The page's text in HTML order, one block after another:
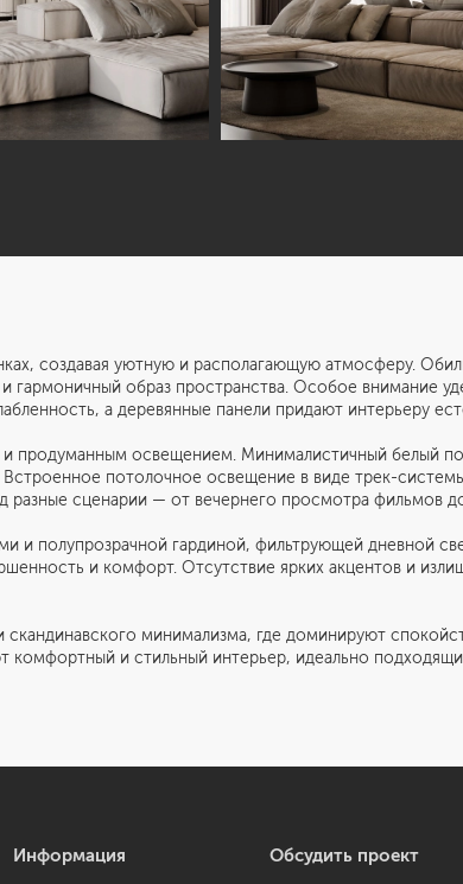
создавая уютную и располагающую атмосферу.
образ пространства. Особое внимание
а деревянные панели придают интерьеру
продуманным освещением. Минималистичный белый
Встроенное потолочное освещение в виде трек-
разные сценарии — от вечернего просмотра фильмов
и полупрозрачной гардиной, фильтрующей дневной
и комфорт. Отсутствие ярких акцентов и
минимализма, где доминируют
комфортный и стильный интерьер, идеально
Информация Обсудить проект